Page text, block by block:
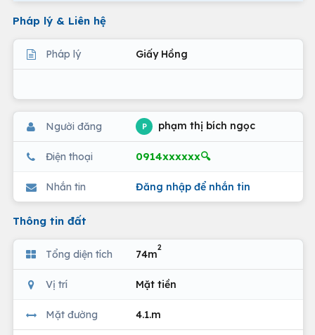
Pháp lý & Liên hệ
Pháp lý Giấy Hồng
Người đăng P phạm thị bích ngọc
Điện thoại 0914xxxxxx🔍
Nhắn tin Đăng nhập để nhắn tin
Thông tin đất
Tổng diện tích 74m
2
Vị trí Mặt tiền
Mặt đường 4.1.m